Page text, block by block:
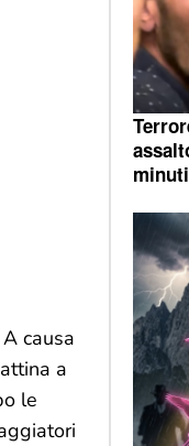
causa
a
le
minuti